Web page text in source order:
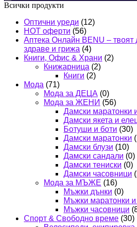
Всички продукти
Оптични уреди (12)
HOT оферти (56)
Аптека Онлайн BENU – твоят
здраве и грижа (4)
Книги, Офис & Храни (2)
Книжарница (2)
Книги (2)
Мода (71)
Мода за ДЕЦА (0)
Мода за ЖЕНИ (56)
Дамски маратонки
Дамски якета и
Ботуши и боти (30)
Дамски маратонки
Дамски блузи (10)
Дамски сандали (0)
Дамски тениски (0)
Дамски часовници
Мода за МЪЖЕ (16)
Мъжки дънки (0)
Мъжки маратонки
Мъжки часовници
Спорт & Свободно време (30)